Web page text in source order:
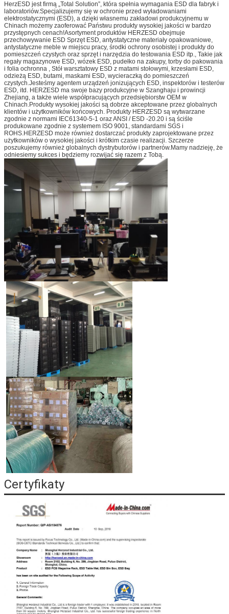
HerzESD jest firmą „Total Solution”, która spełnia wymagania ESD dla fabryk i
laboratoriów.Specjalizujemy się w ochronie przed wyładowaniami
elektrostatycznymi (ESD), a dzięki własnemu zakładowi produkcyjnemu w
Chinach możemy zaoferować Państwu produkty wysokiej jakości w bardzo
przystępnych cenach!Asortyment produktów HERZESD obejmuje
przechowywanie ESD Sprzęt ESD, antystatyczne materiały opakowaniowe,
antystatyczne meble w miejscu pracy, środki ochrony osobistej i produkty do
pomieszczeń czystych oraz sprzęt i narzędzia do testowania ESD itp., Takie jak
regały magazynowe ESD, wózek ESD, pudełko na zakupy, torby do pakowania
i folia ochronna , Stół warsztatowy ESD z matami stołowymi, krzesłami ESD,
odzieżą ESD, butami, maskami ESD, wycieraczką do pomieszczeń
czystych.Jesteśmy agentem urządzeń jonizujących ESD, inspektorów i testerów
ESD, itd. HERZESD ma swoje bazy produkcyjne w Szanghaju i prowincji
Zhejiang, a także wiele współpracujących przedsiębiorstw OEM w
Chinach.Produkty wysokiej jakości są dobrze akceptowane przez globalnych
klientów i użytkowników końcowych. Produkty HERZESD są wytwarzane
zgodnie z normami IEC61340-5-1 oraz ANSI / ESD -20.20 i są ściśle
produkowane zgodnie z systemem ISO 9001, standardami SGS i
ROHS.HERZESD może również dostarczać produkty zaprojektowane przez
użytkowników o wysokiej jakości i krótkim czasie realizacji. Szczerze
poszukujemy również globalnych dystrybutorów i partnerów.Mamy nadzieję, że
odniesiemy sukces i będziemy rozwijać się razem z Tobą.
Certyfikaty